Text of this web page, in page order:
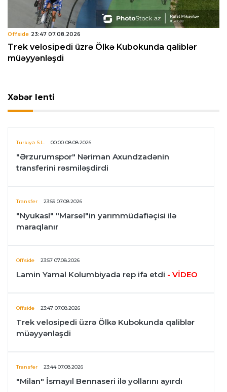
Offside 23:47 07.08.2026
Trek velosipedi üzrə Ölkə Kubokunda qaliblər
müəyyənləşdi
Xəbər lenti
Türkiyə S.L. 00:00 08.08.2026
"Ərzurumspor" Nəriman Axundzadənin
transferini rəsmiləşdirdi
Transfer 23:59 07.08.2026
"Nyukasl" "Marsel"in yarımmüdafiəçisi ilə
maraqlanır
Offside 23:57 07.08.2026
Lamin Yamal Kolumbiyada rep ifa etdi - VİDEO
Offside 23:47 07.08.2026
Trek velosipedi üzrə Ölkə Kubokunda qaliblər
müəyyənləşdi
Transfer 23:44 07.08.2026
"Milan" İsmayıl Bennaseri ilə yollarını ayırdı